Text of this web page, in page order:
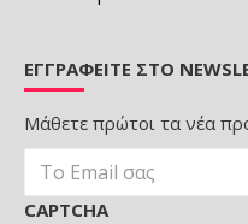
ΕΓΓΡΑΦΕΊΤΕ ΣΤΟ
Μάθετε πρώτοι τα νέα
CAPTCHA